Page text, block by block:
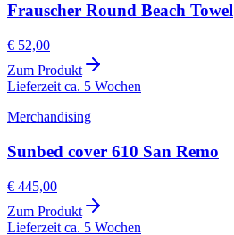
Frauscher Round Beach Towel
€ 52,00
Zum Produkt
Lieferzeit ca. 5 Wochen
Merchandising
Sunbed cover 610 San Remo
€ 445,00
Zum Produkt
Lieferzeit ca. 5 Wochen